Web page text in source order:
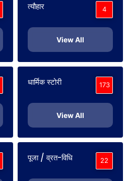
त्यौहार 4
View All
धार्मिक स्टोरी 173
View All
पूजा / व्रत-विधि 22